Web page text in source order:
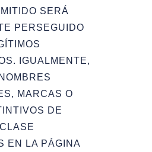
SERÁ
PERSEGUIDO
IGUALMENTE,
MARCAS O
DE
EN LA PÁGINA